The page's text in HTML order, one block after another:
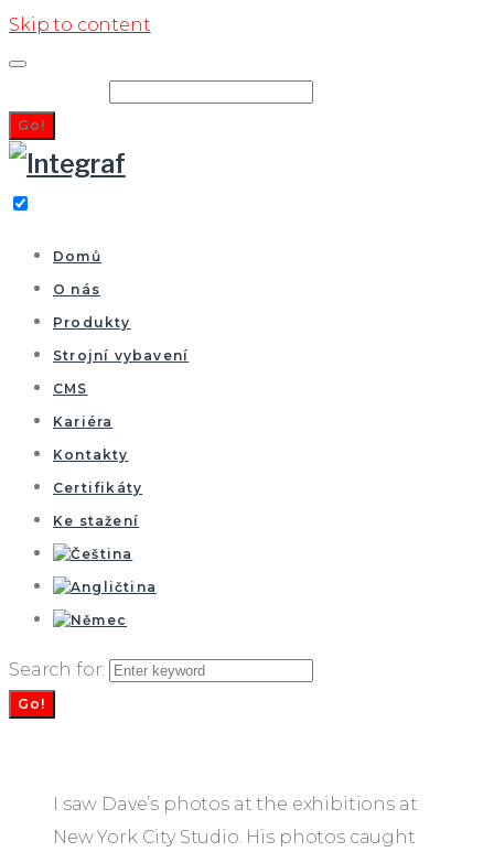
Skip to content
Go!
Domů
O nás
Produkty
Strojní vybavení
CMS
Kariéra
Kontakty
Certifikáty
Ke stažení
Search for:
Go!
I saw Dave’s photos at the exhibitions at
New York City Studio. His photos caught